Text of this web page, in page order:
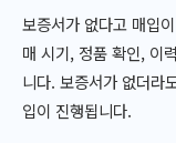
보증서가 없다고 매입
매 시기, 정품 확인, 이
니다. 보증서가 없더라
입이 진행됩니다.